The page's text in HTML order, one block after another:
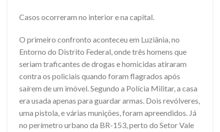
Casos ocorreram no interior e na capital.
O primeiro confronto aconteceu em Luziânia, no
Entorno do Distrito Federal, onde três homens que
seriam traficantes de drogas e homicidas atiraram
contra os policiais quando foram flagrados após
saírem de um imóvel. Segundo a Polícia Militar, a casa
era usada apenas para guardar armas. Dois revólveres,
uma pistola, e várias munições, foram apreendidos. Já
no perímetro urbano da BR-153, perto do Setor Vale